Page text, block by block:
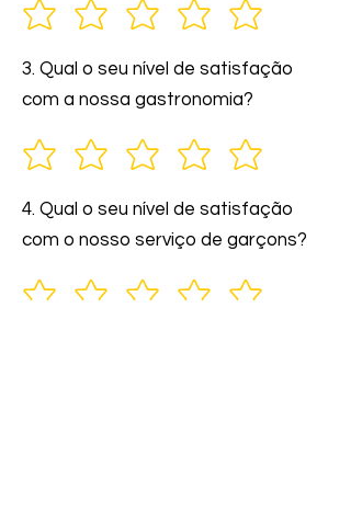
3. Qual o seu nível de satisfação
com a nossa gastronomia?
4. Qual o seu nível de satisfação
com o nosso serviço de garçons?